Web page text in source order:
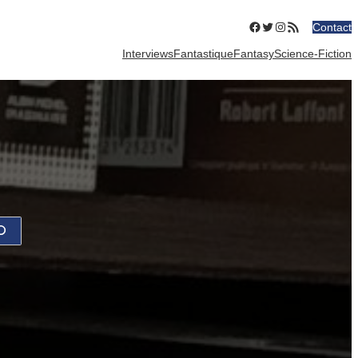
Facebook
Twitter
Instagram
Flux RSSContact
InterviewsFantastiqueFantasyScience-Fiction